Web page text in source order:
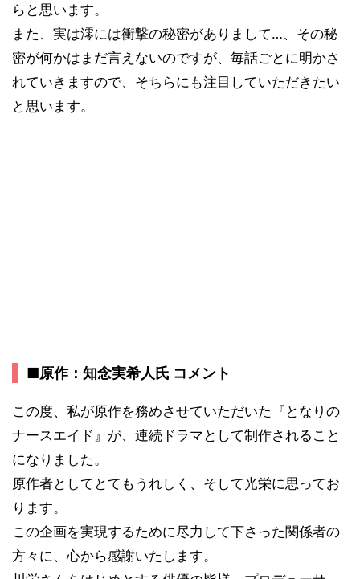
らと思います。
また、実は澪には衝撃の秘密がありまして…、その秘
密が何かはまだ言えないのですが、毎話ごとに明かさ
れていきますので、そちらにも注目していただきたい
と思います。
■原作：知念実希人氏 コメント
この度、私が原作を務めさせていただいた『となりの
ナースエイド』が、連続ドラマとして制作されること
になりました。
原作者としてとてもうれしく、そして光栄に思ってお
ります。
この企画を実現するために尽力して下さった関係者の
方々に、心から感謝いたします。